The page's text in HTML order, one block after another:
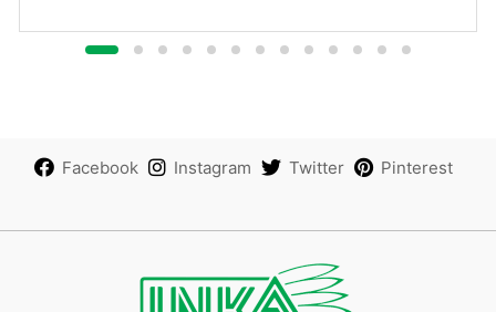
Facebook Instagram Twitter Pinterest